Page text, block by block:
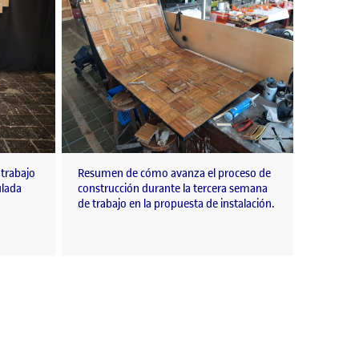
Resumen de cómo avanza el proceso de
construcción durante la tercera semana
de trabajo en la propuesta de instalación.